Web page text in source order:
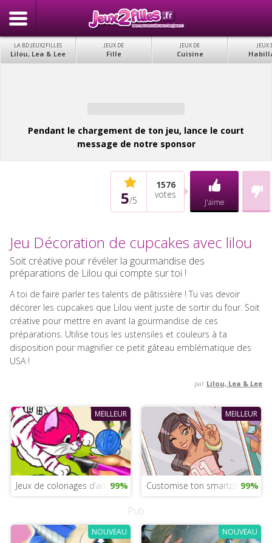
LA BD JEUX2FILLES
Lilou, Lea & Lee
JEUX DE
Fille
JEUX DE
Cuisine
JEUX
Pendant le chargement de ton jeu, lance le court
message de notre sponsor
5/5
1576
votes
J'aime
Jeu Décoration de cupcakes avec lilou
Soit créative pour révéler la gourmandise des
préparations de Lilou qui compte sur toi !
A toi de faire parler tes talents de pâtissière ! Tu vas devoir
décorer les cupcakes que Lilou vient juste de sortir du four. Soit
créative pour mettre en avant la gourmandise de ces
préparations. Utilise tous les ustensiles et couleurs à ta
disposition pour magnifier ce petit gâteau emblématique des
USA !
par Lilou, Lea & Lee
MEILLEUR
Jeux de coloriages d’animaux
99%
MEILLEUR
Customise ton smartphone
99%
Pub
NOUVEAU NOUVEAU